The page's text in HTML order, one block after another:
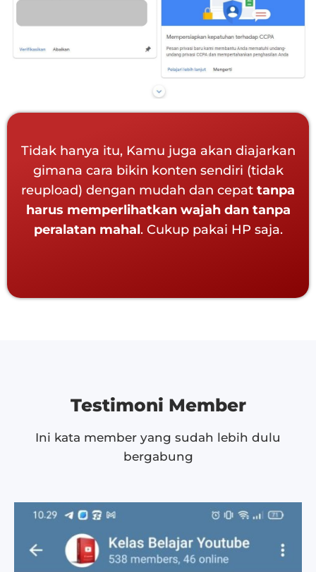
Tidak hanya itu, Kamu juga akan diajarkan
gimana cara bikin konten sendiri (tidak
reupload) dengan mudah dan cepat tanpa
harus memperlihatkan wajah dan tanpa
peralatan mahal. Cukup pakai HP saja.
Testimoni Member
Ini kata member yang sudah lebih dulu
bergabung